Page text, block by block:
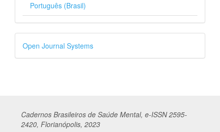
Português (Brasil)
Desenvolvido
por
Open Journal Systems
Cadernos Brasileiros de Saúde Mental, e-ISSN 2595-
2420, Florianópolis, 2023